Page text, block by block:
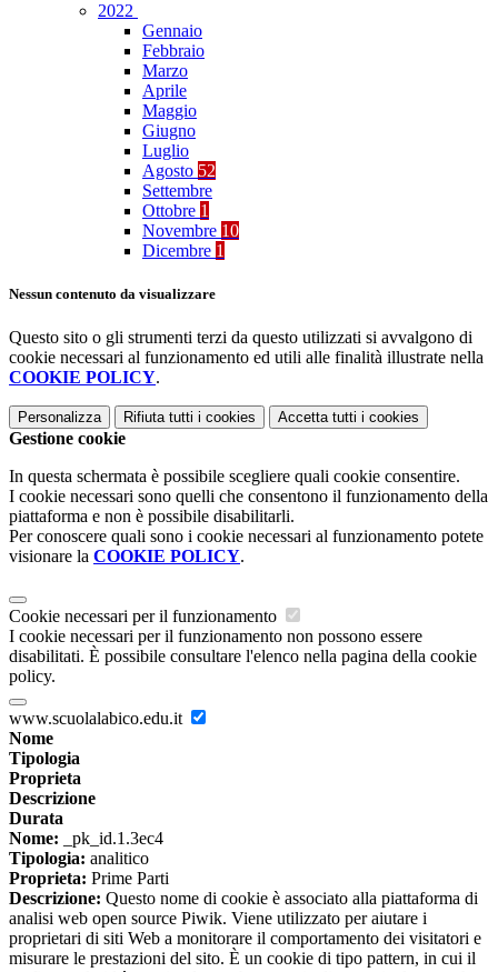
2022
Gennaio
Febbraio
Marzo
Aprile
Maggio
Giugno
Luglio
Agosto 52
Settembre
Ottobre 1
Novembre 10
Dicembre 1
Nessun contenuto da visualizzare
Questo sito o gli strumenti terzi da questo utilizzati si avvalgono di
cookie necessari al funzionamento ed utili alle finalità illustrate nella
COOKIE POLICY.
Personalizza Rifiuta tutti i cookies Accetta tutti i cookies
Gestione cookie
In questa schermata è possibile scegliere quali cookie consentire.
I cookie necessari sono quelli che consentono il funzionamento della
piattaforma e non è possibile disabilitarli.
Per conoscere quali sono i cookie necessari al funzionamento potete
visionare la COOKIE POLICY.
Cookie necessari per il funzionamento
I cookie necessari per il funzionamento non possono essere
disabilitati. È possibile consultare l'elenco nella pagina della cookie
policy.
www.scuolalabico.edu.it
Nome
Tipologia
Proprieta
Descrizione
Durata
Nome: _pk_id.1.3ec4
Tipologia: analitico
Proprieta: Prime Parti
Descrizione: Questo nome di cookie è associato alla piattaforma di
analisi web open source Piwik. Viene utilizzato per aiutare i
proprietari di siti Web a monitorare il comportamento dei visitatori e
misurare le prestazioni del sito. È un cookie di tipo pattern, in cui il